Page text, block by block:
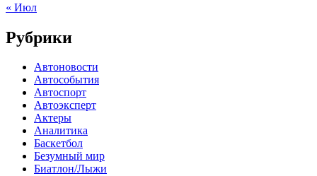
« Июл
Рубрики
Автоновости
Автособытия
Автоспорт
Автоэксперт
Актеры
Аналитика
Баскетбол
Безумный мир
Биатлон/Лыжи